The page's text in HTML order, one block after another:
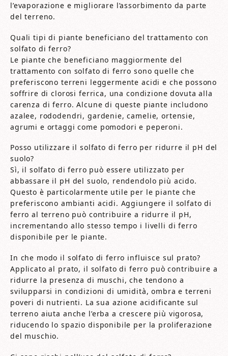
l’evaporazione e migliorare l’assorbimento da parte
del terreno.
Quali tipi di piante beneficiano del trattamento con
solfato di ferro?
Le piante che beneficiano maggiormente del
trattamento con solfato di ferro sono quelle che
preferiscono terreni leggermente acidi e che possono
soffrire di clorosi ferrica, una condizione dovuta alla
carenza di ferro. Alcune di queste piante includono
azalee, rododendri, gardenie, camelie, ortensie,
agrumi e ortaggi come pomodori e peperoni.
Posso utilizzare il solfato di ferro per ridurre il pH del
suolo?
Sì, il solfato di ferro può essere utilizzato per
abbassare il pH del suolo, rendendolo più acido.
Questo è particolarmente utile per le piante che
preferiscono ambianti acidi. Aggiungere il solfato di
ferro al terreno può contribuire a ridurre il pH,
incrementando allo stesso tempo i livelli di ferro
disponibile per le piante.
In che modo il solfato di ferro influisce sul prato?
Applicato al prato, il solfato di ferro può contribuire a
ridurre la presenza di muschi, che tendono a
svilupparsi in condizioni di umidità, ombra e terreni
poveri di nutrienti. La sua azione acidificante sul
terreno aiuta anche l’erba a crescere più vigorosa,
riducendo lo spazio disponibile per la proliferazione
del muschio.